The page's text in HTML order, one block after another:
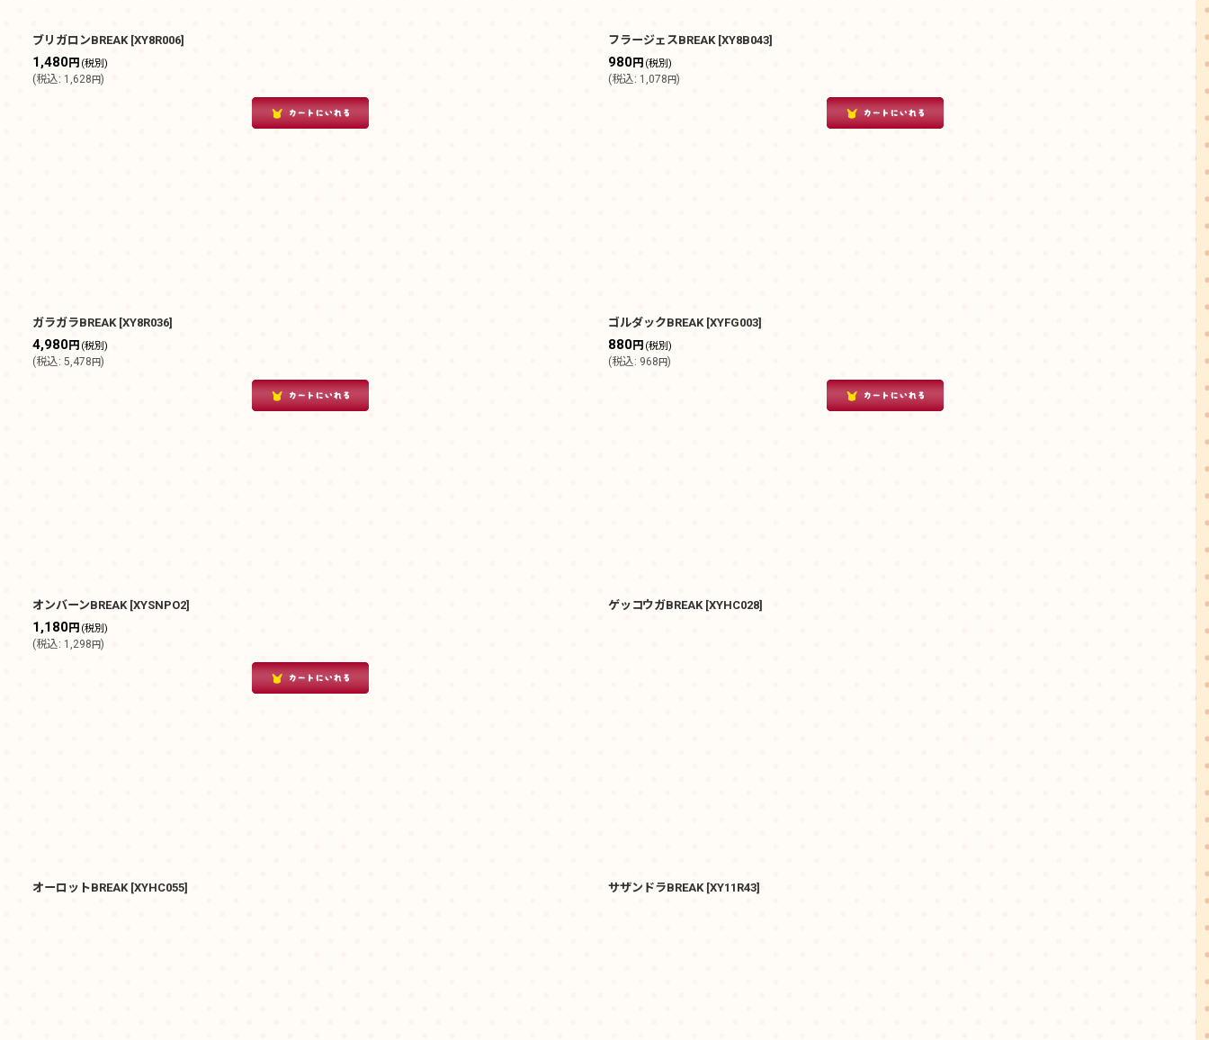
ブリガロンBREAK [XY8R006]
1,480円 (税別)
(税込: 1,628円)
フラージェスBREAK [XY8B043]
980円 (税別)
(税込: 1,078円)
ガラガラBREAK [XY8R036]
4,980円 (税別)
(税込: 5,478円)
ゴルダックBREAK [XYFG003]
880円 (税別)
(税込: 968円)
オンバーンBREAK [XYSNPO2]
1,180円 (税別)
(税込: 1,298円)
ゲッコウガBREAK [XYHC028]
オーロットBREAK [XYHC055] サザンドラBREAK [XY11R43]